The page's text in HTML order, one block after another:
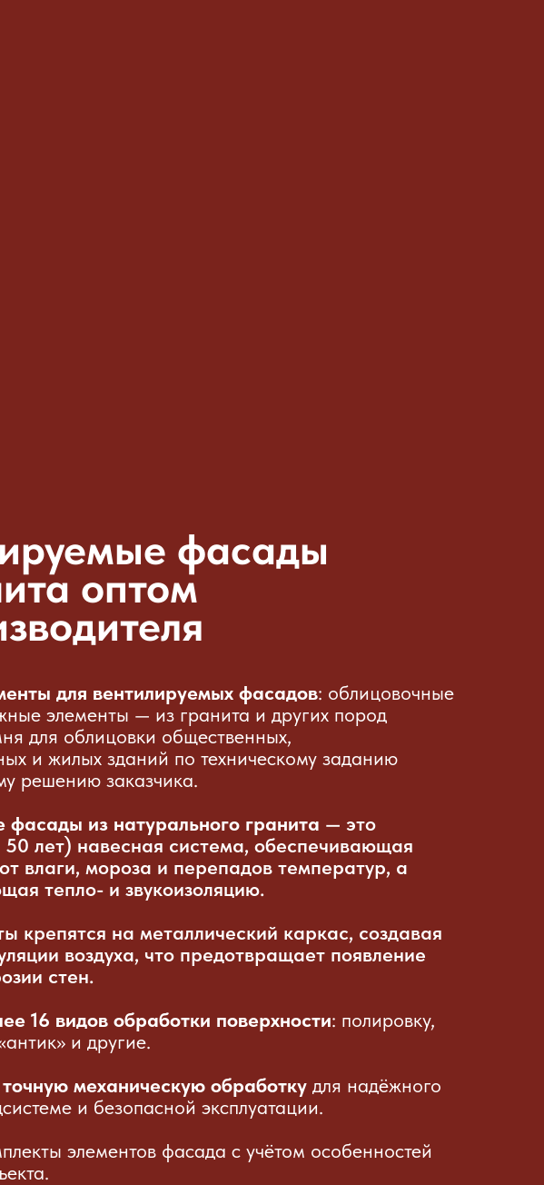
фасады
оптом
для вентилируемых фасадов: облицовочные
элементы — из гранита и других пород
для облицовки общественных,
и жилых зданий по техническому заданию
решению заказчика.
фасады из натурального гранита — это
50 лет) навесная система, обеспечивающая
влаги, мороза и перепадов температур, а
тепло- и звукоизоляцию.
крепятся на металлический каркас, создавая
воздуха, что предотвращает появление
стен.
16 видов обработки поверхности: полировку,
и другие.
механическую обработку для надёжного
и безопасной эксплуатации.
элементов фасада с учётом особенностей